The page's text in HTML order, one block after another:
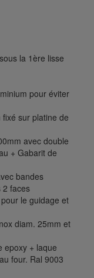
la 1ère lisse
pour éviter
sur platine de
avec double
+ Gabarit de
bandes
2 faces
le guidage et
diam. 25mm et
epoxy + laque
four. Ral 9003